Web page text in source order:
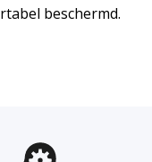
beschermd.